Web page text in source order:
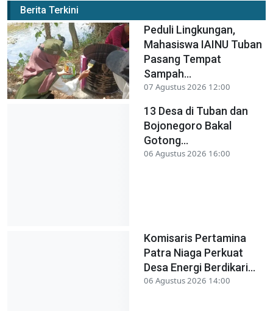
Berita Terkini
Peduli Lingkungan,
Mahasiswa IAINU Tuban
Pasang Tempat
Sampah...
07 Agustus 2026 12:00
13 Desa di Tuban dan
Bojonegoro Bakal
Gotong...
06 Agustus 2026 16:00
Komisaris Pertamina
Patra Niaga Perkuat
Desa Energi Berdikari...
06 Agustus 2026 14:00